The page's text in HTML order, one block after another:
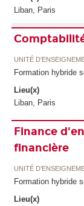
Liban, Paris
UNITÉ
Formation hybride
Lieu(x)
Liban, Paris
Finance
financière
UNITÉ
Formation hybride
Lieu(x)